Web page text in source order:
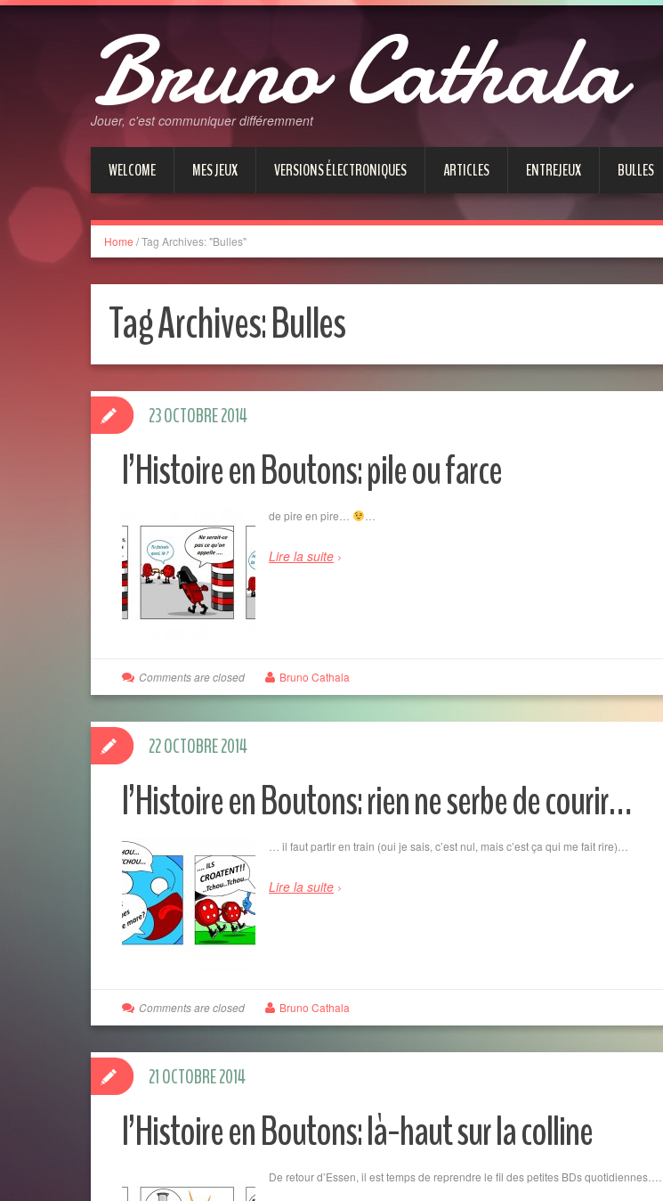
Bruno Cathala
Jouer, c'est communiquer différemment
WELCOME MES JEUX VERSIONS ÉLECTRONIQUES ARTICLES ENTREJEUX BULLES
Home /Tag Archives: "Bulles"
Tag Archives:Bulles
l’Histoire en Boutons: pile ou farce
de pire en pire…
Lire la suite
23 OCTOBRE 2014
Comments are closed Bruno Cathala
l’Histoire en Boutons: rien ne serbe de courir…
… il faut partir en train (oui je sais, c’est nul, mais c’est ça qui me fait rire)…
Lire la suite
22 OCTOBRE 2014
Comments are closed Bruno Cathala
l’Histoire en Boutons: là-haut sur la colline
De retour d’Essen, il est temps de reprendre le fil des petites BDs quotidiennes……
21 OCTOBRE 2014